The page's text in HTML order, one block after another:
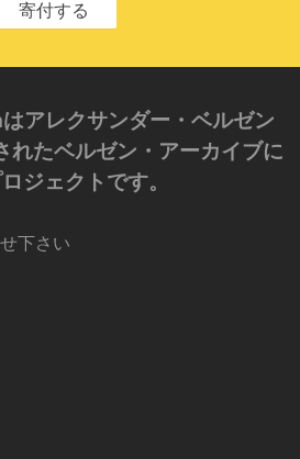
寄付する
アレクサンダー・ベルゼン
れたベルゼン・アーカイブに
ジェクトです。
下さい